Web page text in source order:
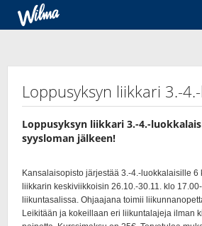
Loppusyksyn liikkari 3.-
Loppusyksyn liikkari 3.-4.-
syysloman jälkeen!